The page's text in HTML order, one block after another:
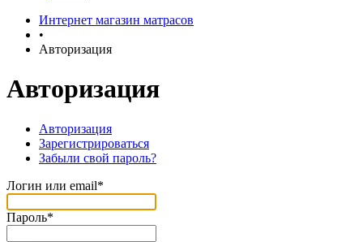
Интернет магазин матрасов
•
Авторизация
Авторизация
Авторизация
Зарегистрироваться
Забыли свой пароль?
Логин или email*
Пароль*